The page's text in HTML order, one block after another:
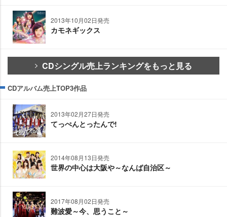
2013年10月02日発売
カモネギックス
CDシングル売上ランキングをもっと見る
CDアルバム売上TOP3作品
2013年02月27日発売
てっぺんとったんで!
2014年08月13日発売
世界の中心は大阪や～なんば自治区～
2017年08月02日発売
難波愛～今、思うこと～